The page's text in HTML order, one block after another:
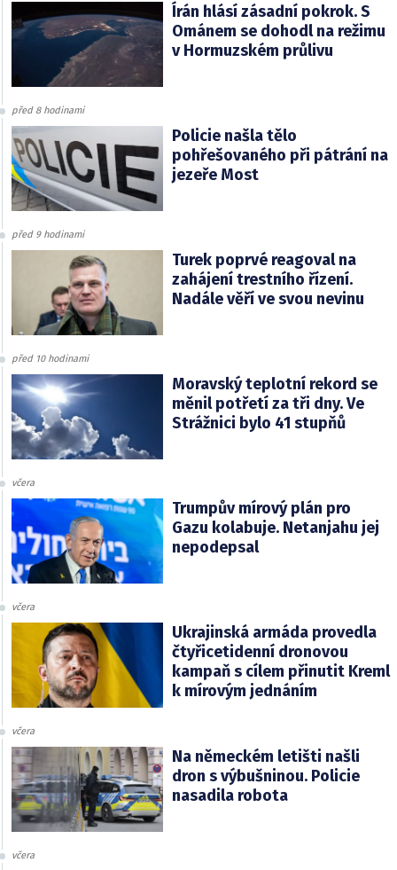
Írán hlásí zásadní pokrok. S
Ománem se dohodl na režimu
v Hormuzském průlivu
před 8 hodinami
Policie našla tělo
pohřešovaného při pátrání na
jezeře Most
před 9 hodinami
Turek poprvé reagoval na
zahájení trestního řízení.
Nadále věří ve svou nevinu
před 10 hodinami
Moravský teplotní rekord se
měnil potřetí za tři dny. Ve
Strážnici bylo 41 stupňů
včera
Trumpův mírový plán pro
Gazu kolabuje. Netanjahu jej
nepodepsal
včera
Ukrajinská armáda provedla
čtyřicetidenní dronovou
kampaň s cílem přinutit Kreml
k mírovým jednáním
včera
Na německém letišti našli
dron s výbušninou. Policie
nasadila robota
včera